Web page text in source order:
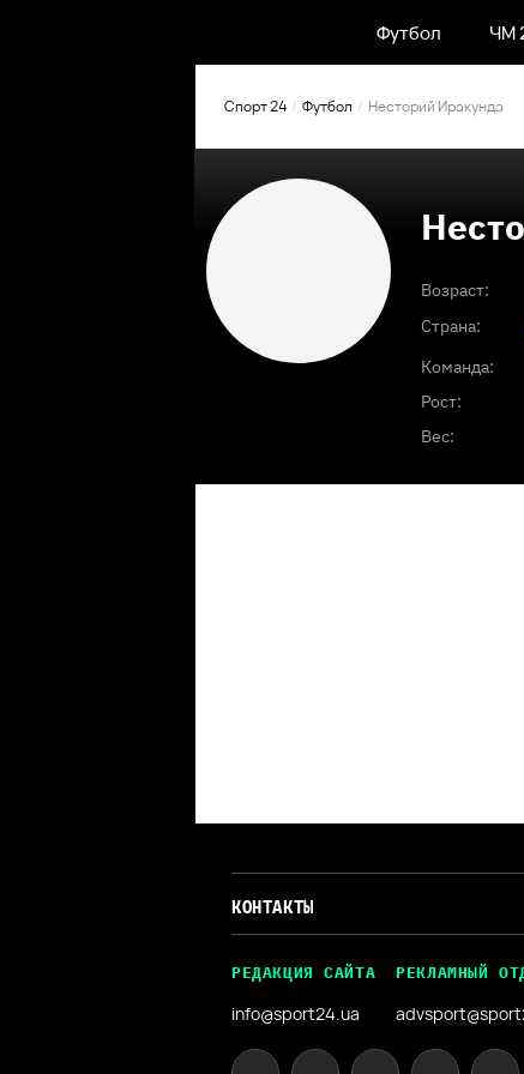
Футбол ЧМ
Спорт 24 Футбол Несторий Иракунда
Возраст:
Страна:
Команда:
Рост:
Вес:
КОНТАКТЫ
РЕДАКЦИЯ САЙТА
info@sport24.ua
РЕКЛАМНЫЙ